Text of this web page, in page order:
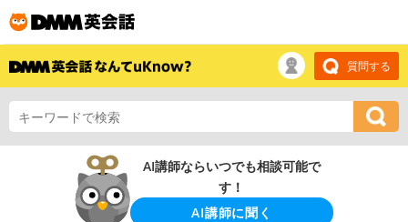
質問する
AI講師ならいつでも相談可能で
す！
AI講師に聞く